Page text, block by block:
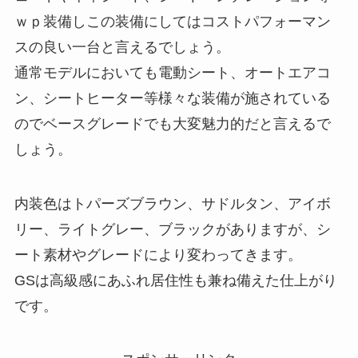
ｗｐ装備しこの装備にしてはコストパフォーマン
スの良い一台と言えるでしょう。
通常モデルにおいても電動シート、オートエアコ
ン、シートヒーター等様々な装備が施されている
のでベースグレードでも大変魅力的だと言えるで
しょう。
内装色はトパーズブラウン、サドルタン、アイボ
リー、ライトグレー、ブラックがありますが、シ
ート素材やグレードにより変わってきます。
GSは高級感にあふれ居住性も兼ね備えた仕上がり
です。